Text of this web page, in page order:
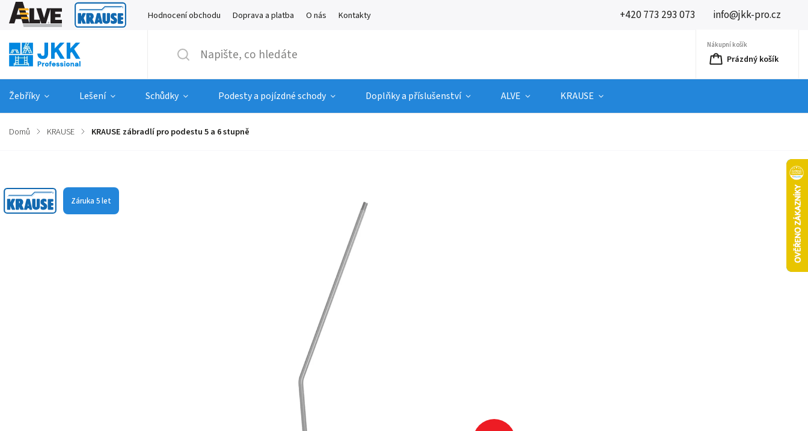
+420 773 293 073 info@jkk-pro.cz
Hodnocení obchodu Doprava a platba O nás Kontakty
Nákupní košík
Prázdný košík
Žebříky Lešení Schůdky Podesty a pojízdné schody Doplňky a příslušenství ALVE KRAUSE
Domů / KRAUSE / KRAUSE zábradlí pro podestu 5 a 6 stupně
Záruka 5 let